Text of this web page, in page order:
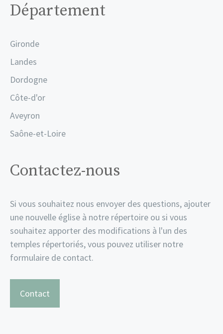
Département
Gironde
Landes
Dordogne
Côte-d'or
Aveyron
Saône-et-Loire
Contactez-nous
Si vous souhaitez nous envoyer des questions, ajouter
une nouvelle église à notre répertoire ou si vous
souhaitez apporter des modifications à l'un des
temples répertoriés, vous pouvez utiliser notre
formulaire de contact.
Contact